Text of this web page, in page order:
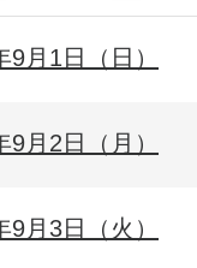
9月1日（日）
9月2日（月）
9月3日（火）